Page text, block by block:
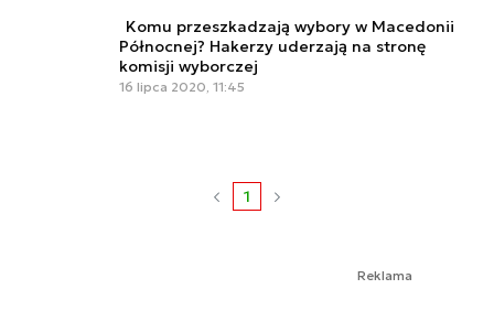
Komu przeszkadzają wybory w Macedonii
Północnej? Hakerzy uderzają na stronę
komisji wyborczej
16 lipca 2020, 11:45
1
Reklama